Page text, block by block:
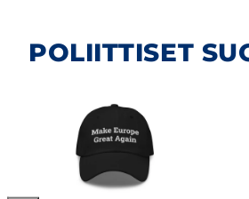
POLIITTISET